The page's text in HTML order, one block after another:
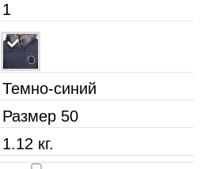
1
Темно-синий
Размер 50
1.12 кг.